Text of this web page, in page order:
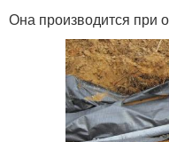
Она производится при